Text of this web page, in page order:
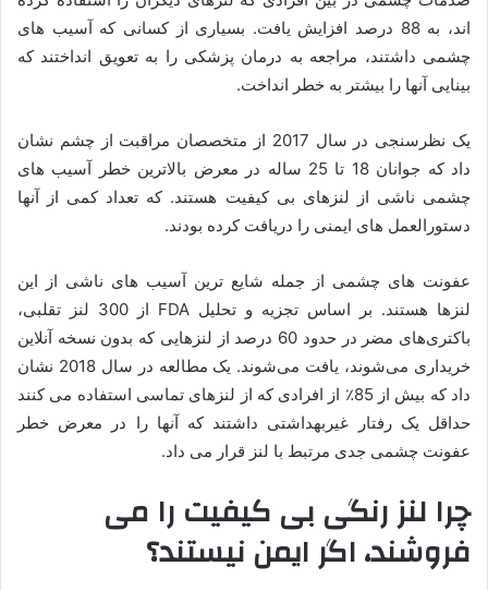
اند، به 88 درصد افزایش یافت. بسیاری از کسانی که آسیب های
چشمی داشتند، مراجعه به درمان پزشکی را به تعویق انداختند که
بینایی آنها را بیشتر به خطر انداخت.
یک نظرسنجی در سال 2017 از متخصصان مراقبت از چشم نشان
داد که جوانان 18 تا 25 ساله در معرض بالاترین خطر آسیب های
چشمی ناشی از لنزهای بی کیفیت هستند. که تعداد کمی از آنها
دستورالعمل های ایمنی را دریافت کرده بودند.
عفونت های چشمی از جمله شایع ترین آسیب های ناشی از این
لنزها هستند. بر اساس تجزیه و تحلیل FDA از 300 لنز تقلبی،
باکتری‌های مضر در حدود 60 درصد از لنزهایی که بدون نسخه آنلاین
خریداری می‌شوند، یافت می‌شوند. یک مطالعه در سال 2018 نشان
داد که بیش از 85٪ از افرادی که از لنزهای تماسی استفاده می کنند
حداقل یک رفتار غیربهداشتی داشتند که آنها را در معرض خطر
عفونت چشمی جدی مرتبط با لنز قرار می داد.
چرا لنز رنگی بی کیفیت را می
فروشند، اگر ایمن نیستند؟